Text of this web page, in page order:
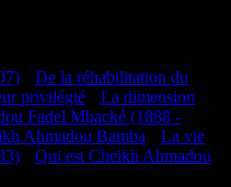
De la réhabilitation du
privilégié
La dimension
Fadel Mbacké (1888 -
Ahmadou Bamba
La vie
Qui est Cheikh Ahmadou